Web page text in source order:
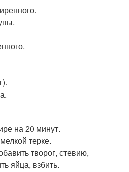
на 20 минут.
терке.
творог, стевию,
яйца, взбить.